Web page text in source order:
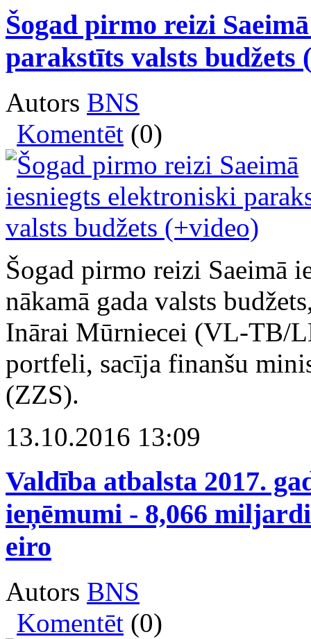
Šogad pirmo reizi
parakstīts valsts budžets
Autors BNS
Komentēt (0)
Šogad pirmo reizi Saeimā
nākamā gada valsts
Inārai Mūrniecei (VL-TB/
portfeli, sacīja finanšu
(ZZS).
13.10.2016 13:09
Valdība atbalsta 2017.
ieņēmumi - 8,066
eiro
Autors BNS
Komentēt (0)